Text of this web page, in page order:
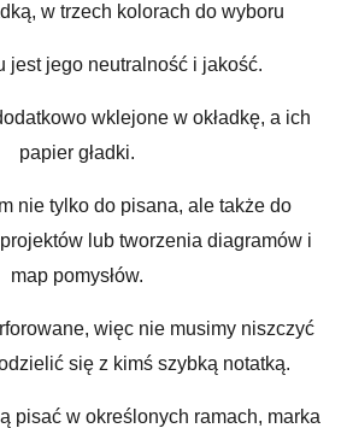
w trzech kolorach do wyboru
jest jego neutralność i jakość.
wklejone w okładkę, a ich
papier gładki.
nie tylko do pisana, ale także do
lub tworzenia diagramów i
map pomysłów.
więc nie musimy niszczyć
się z kimś szybką notatką.
pisać w określonych ramach, marka